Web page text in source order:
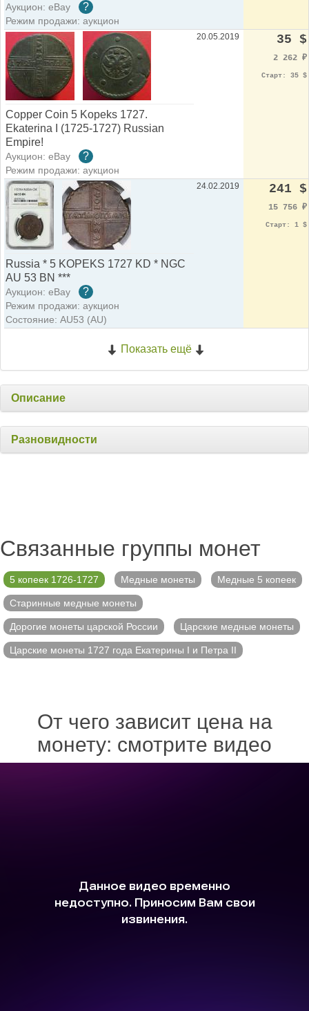
Аукцион: eBay ?
Режим продажи: аукцион
Copper Coin 5 Kopeks 1727.
Ekaterina I (1725-1727) Russian
Empire!
Аукцион: eBay ?
Режим продажи: аукцион
20.05.2019 35 $
2 262 ₽
Старт: 35 $
Russia * 5 KOPEKS 1727 KD * NGC
AU 53 BN ***
Аукцион: eBay ?
Режим продажи: аукцион
Состояние: AU53 (AU)
24.02.2019 241 $
15 756 ₽
Старт: 1 $
Показать ещё
Описание
Разновидности
Связанные группы монет
5 копеек 1726-1727 Медные монеты Медные 5 копеек
Старинные медные монеты
Дорогие монеты царской России Царские медные монеты
Царские монеты 1727 года Екатерины I и Петра II
От чего зависит цена на
монету: смотрите видео